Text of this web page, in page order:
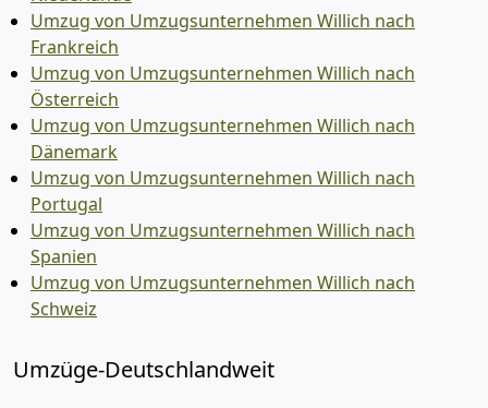
Umzug von Umzugsunternehmen Willich nach
Frankreich
Umzug von Umzugsunternehmen Willich nach
Österreich
Umzug von Umzugsunternehmen Willich nach
Dänemark
Umzug von Umzugsunternehmen Willich nach
Portugal
Umzug von Umzugsunternehmen Willich nach
Spanien
Umzug von Umzugsunternehmen Willich nach
Schweiz
Umzüge-Deutschlandweit